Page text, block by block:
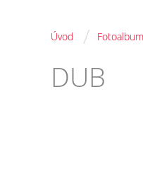
Úvod / Fotoalbum
DUB